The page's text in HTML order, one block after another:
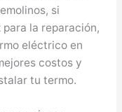
si
la reparación,
eléctrico en
costos y
tu termo.